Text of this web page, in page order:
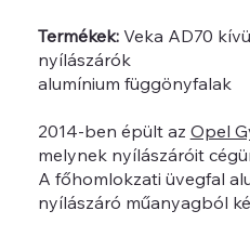
Termékek: Veka AD70
nyílászárók
alumínium függönyfalak
2014-ben épült az Opel
melynek nyílászáróit
A főhomlokzati üvegfal
nyílászáró műanyagból